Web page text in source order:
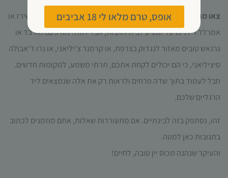
צאו מחוץ למרחב המוכר:אפשר להמשיך לשתות קבנרה-מרלו-שירז או
אמרלד ריזלינג עד שנגיע לבית האבות, אבל למה? נסו פעם מורבד או
גרנאש טובים מאזור לנגדוק בצרפת, או קרמנר צ'יליאני, או נרו ד'אבולה
סיציליאני, כי הם יכולים לקחת אתכם, תרתי משמע, למקומות חדשים.
חבל לעמוד בתוך שדה פרחים ולראות רק את אלה שנמצאים ליד
הרגליים שלכם.
זהו, נסתפק בזה לבינתיים. אם מתעוררות שאלות, אתם מוזמנים לכתוב
בתגובות כאן למטה.
והעיקר שנהנה מכוס יין טובה, לחיים!
אופס, טרם מלאו לי 18 אביבים